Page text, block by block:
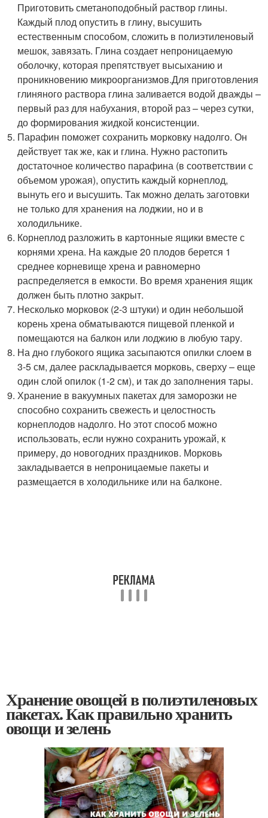
Приготовить сметаноподобный раствор глины.
Каждый плод опустить в глину, высушить
естественным способом, сложить в полиэтиленовый
мешок, завязать. Глина создает непроницаемую
оболочку, которая препятствует высыханию и
проникновению микроорганизмов.Для приготовления
глиняного раствора глина заливается водой дважды –
первый раз для набухания, второй раз – через сутки,
до формирования жидкой консистенции.
Парафин поможет сохранить морковку надолго. Он
действует так же, как и глина. Нужно растопить
достаточное количество парафина (в соответствии с
объемом урожая), опустить каждый корнеплод,
вынуть его и высушить. Так можно делать заготовки
не только для хранения на лоджии, но и в
холодильнике.
Корнеплод разложить в картонные ящики вместе с
корнями хрена. На каждые 20 плодов берется 1
среднее корневище хрена и равномерно
распределяется в емкости. Во время хранения ящик
должен быть плотно закрыт.
Несколько морковок (2-3 штуки) и один небольшой
корень хрена обматываются пищевой пленкой и
помещаются на балкон или лоджию в любую тару.
На дно глубокого ящика засыпаются опилки слоем в
3-5 см, далее раскладывается морковь, сверху – еще
один слой опилок (1-2 см), и так до заполнения тары.
Хранение в вакуумных пакетах для заморозки не
способно сохранить свежесть и целостность
корнеплодов надолго. Но этот способ можно
использовать, если нужно сохранить урожай, к
примеру, до новогодних праздников. Морковь
закладывается в непроницаемые пакеты и
размещается в холодильнике или на балконе.
Хранение овощей в полиэтиленовых
пакетах. Как правильно хранить
овощи и зелень